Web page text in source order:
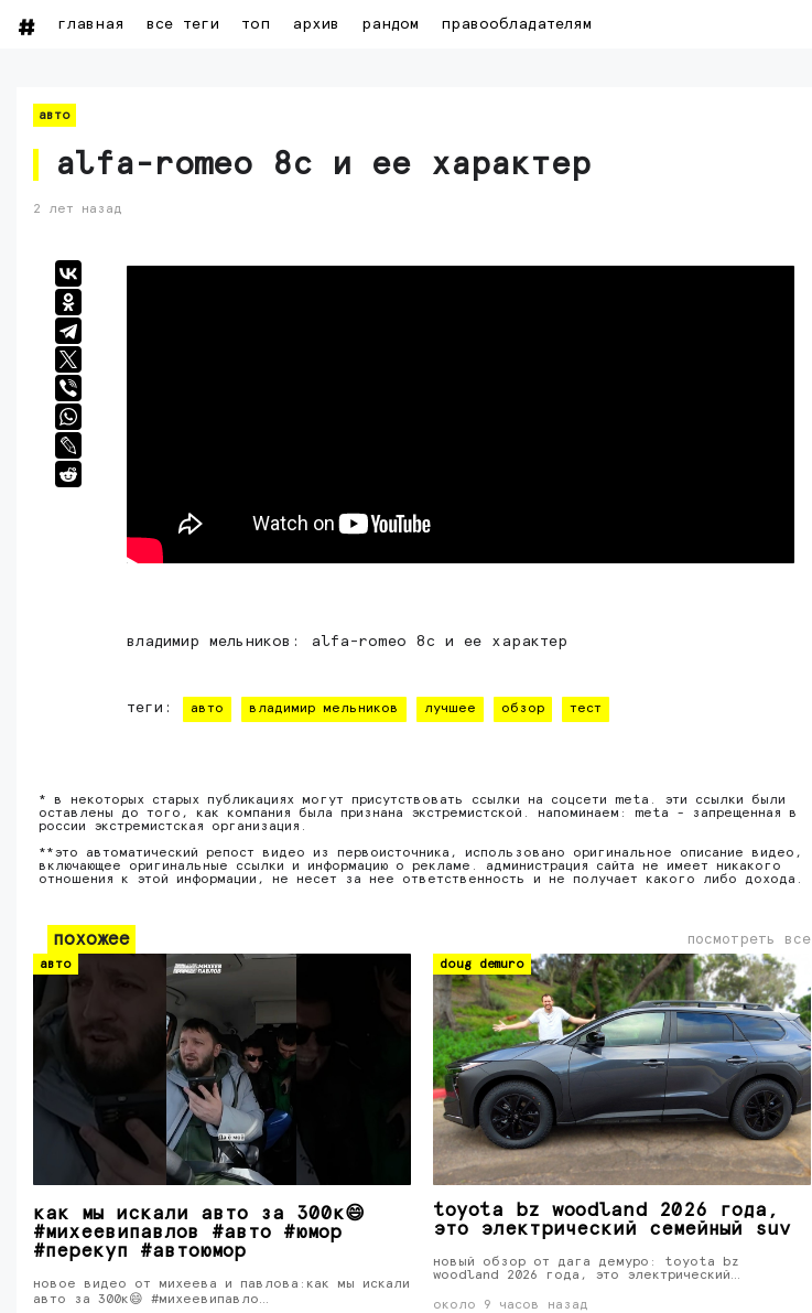
главная все теги топ архив рандом правообладателям
авто
alfa-romeo 8c и ее характер
2 лет назад
владимир мельников: alfa-romeo 8c и ее характер
теги: авто владимир мельников лучшее обзор тест
* в некоторых старых публикациях могут присутствовать ссылки на соцсети meta. эти ссылки были
оставлены до того, как компания была признана экстремистской. напоминаем: meta - запрещенная в
россии экстремистская организация.
**это автоматический репост видео из первоисточника, использовано оригинальное описание видео,
включающее оригинальные ссылки и информацию о рекламе. администрация сайта не имеет никакого
отношения к этой информации, не несет за нее ответственность и не получает какого либо дохода.
похожее посмотреть все
авто
как мы искали авто за 300к😄
#михеевипавлов #авто #юмор
#перекуп #автоюмор
новое видео от михеева и павлова:как мы искали
авто за 300к😄 #михеевипавло…
doug demuro
toyota bz woodland 2026 года,
это электрический семейный suv
новый обзор от дага демуро: toyota bz
woodland 2026 года, это электрический…
около 9 часов назад